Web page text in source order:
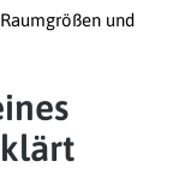
und